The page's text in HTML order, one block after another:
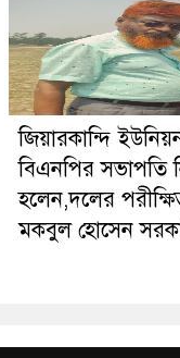
জিয়ারকান্দি
বিএনপির সভাপতি
হলেন,দলের
মকবুল হোসেন